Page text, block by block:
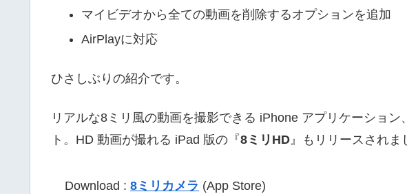
マイビデオから全ての動画を削除するオプションを追加
AirPlayに対応
ひさしぶりの紹介です。
リアルな8ミリ風の動画を撮影できる iPhone アプリケーション
ト。HD 動画が撮れる iPad 版の『8ミリHD』もリリースされま
Download : 8ミリカメラ (App Store)